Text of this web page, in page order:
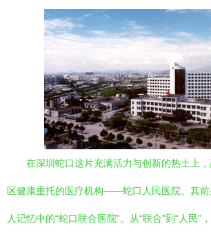
在深圳蛇口这片充满活力与创新的热土上
区健康重托的医疗机构——蛇口人民医院。其前
人记忆中的“蛇口联合医院”。从“联合”到“人民”